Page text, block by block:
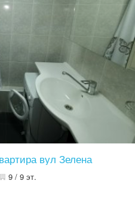
вул Зелена
9 / 9 эт.